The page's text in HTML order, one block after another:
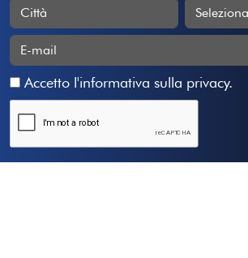
Accetto l'informativa sulla privacy.